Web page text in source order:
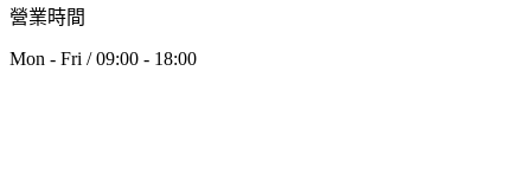
營業時間
Mon - Fri / 09:00 - 18:00